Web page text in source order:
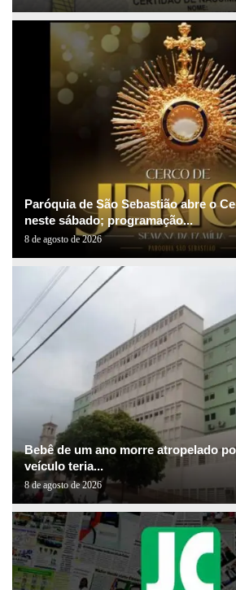
Paróquia de São Sebastião abre o
neste sábado; programação...
8 de agosto de 2026
Bebê de um ano morre atropelado
veículo teria...
8 de agosto de 2026